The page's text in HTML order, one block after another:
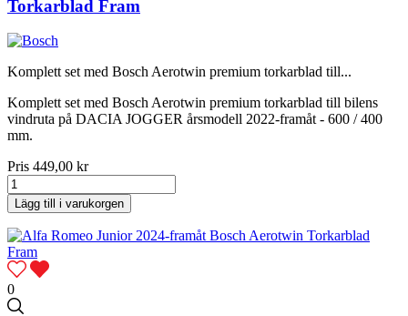
Torkarblad Fram
Komplett set med Bosch Aerotwin premium torkarblad till...
Komplett set med Bosch Aerotwin premium torkarblad till bilens
vindruta på DACIA JOGGER årsmodell 2022-framåt - 600 / 400
mm.
Pris 449,00 kr
Lägg till i varukorgen
0